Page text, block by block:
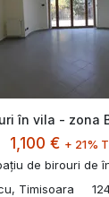
în vila - zona
1,100 € + 21%
de birouri de
Timisoara